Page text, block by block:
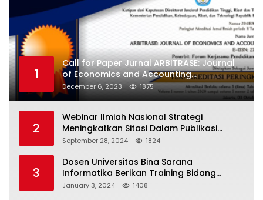
1
Call for Paper Jurnal ARBITRASE: Journal
of Economics and Accounting
Terakreditasi Sinta 5
December 6, 2023 1875
2
Webinar Ilmiah Nasional Strategi
Meningkatkan Sitasi Dalam Publikasi
Ilmiah
September 28, 2024 1824
3
Dosen Universitas Bina Sarana
Informatika Berikan Training Bidang
Keuangan Kepada Staf Kementerian
January 3, 2024 1408